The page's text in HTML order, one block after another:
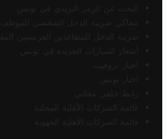
البحث عن الرمز البريدي في تونس
محاكي ضريبة الدخل الشخصي للموظف/
ضريبة الدخل للمتقاعدين الفرنسيين
أسعار السيارات الجديدة في تونس
أخبار تروفيت
أخبار تونس
رابط خلفي مجاني
قائمة الشركات الأهلية المحلية
قائمة الشركات الأهلية الجهوية